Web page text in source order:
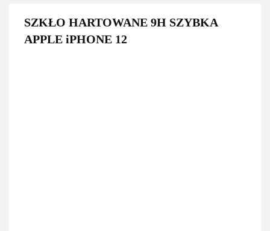
SZKŁO HARTOWANE 9H SZYBKA
APPLE iPHONE 12